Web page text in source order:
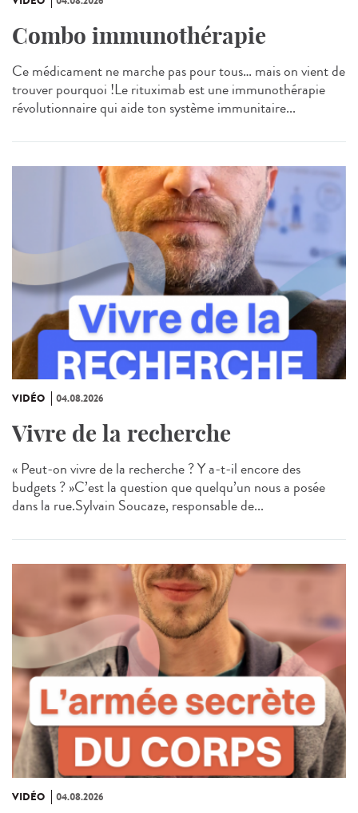
Combo immunothérapie
Ce médicament ne marche pas pour tous… mais on vient de
trouver pourquoi !Le rituximab est une immunothérapie
révolutionnaire qui aide ton système immunitaire...
VIDÉO 04.08.2026
Vivre de la recherche
« Peut-on vivre de la recherche ? Y a-t-il encore des
budgets ? »C’est la question que quelqu’un nous a posée
dans la rue.Sylvain Soucaze, responsable de...
VIDÉO 04.08.2026